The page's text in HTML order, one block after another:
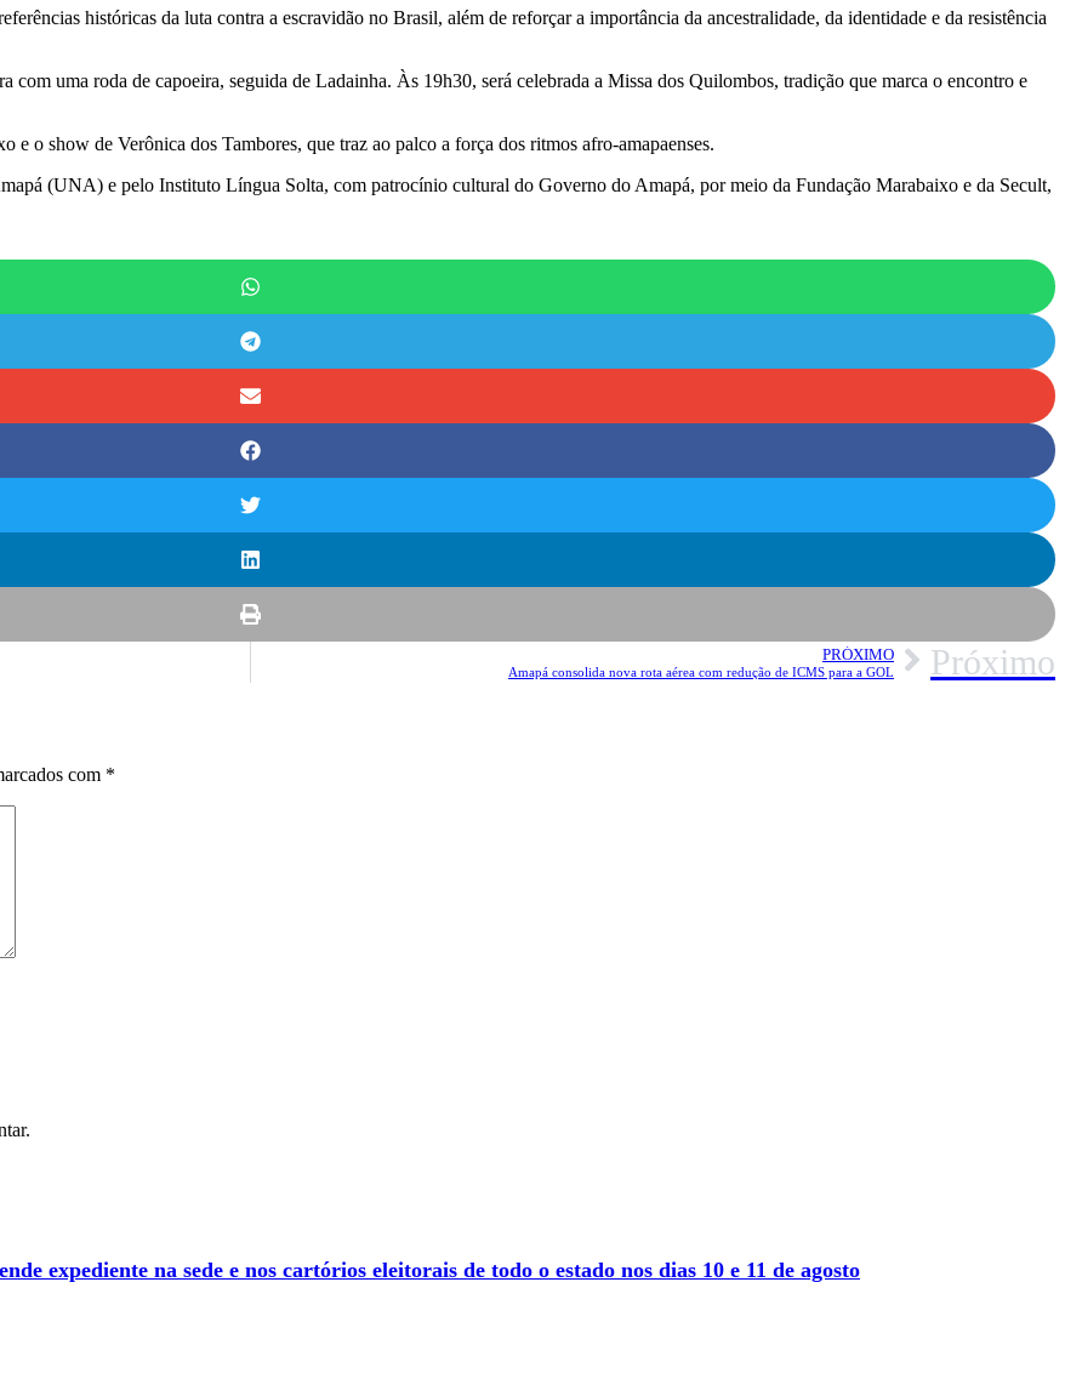
históricas da luta contra a escravidão no Brasil, além de reforçar a importância da ancestralidade, da identidade e da resistência
uma roda de capoeira, seguida de Ladainha. Às 19h30, será celebrada a Missa dos Quilombos, tradição que marca o encontro e
e o show de Verônica dos Tambores, que traz ao palco a força dos ritmos afro-amapaenses.
(UNA) e pelo Instituto Língua Solta, com patrocínio cultural do Governo do Amapá, por meio da Fundação Marabaixo e da Secult,
PRÓXIMO
Amapá consolida nova rota aérea com redução de ICMS para a GOL Próximo
com *
expediente na sede e nos cartórios eleitorais de todo o estado nos dias 10 e 11 de agosto